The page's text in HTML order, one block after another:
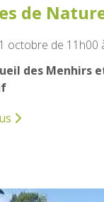
de
octobre de 11h00
des Menhirs